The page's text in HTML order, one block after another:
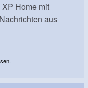
Home mit
aus